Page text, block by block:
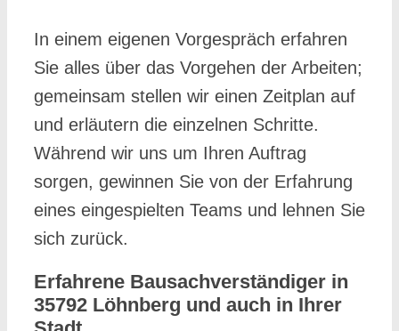
In einem eigenen Vorgespräch erfahren
Sie alles über das Vorgehen der Arbeiten;
gemeinsam stellen wir einen Zeitplan auf
und erläutern die einzelnen Schritte.
Während wir uns um Ihren Auftrag
sorgen, gewinnen Sie von der Erfahrung
eines eingespielten Teams und lehnen Sie
sich zurück.
Erfahrene Bausachverständiger in
35792 Löhnberg und auch in Ihrer